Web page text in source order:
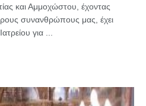
και Αμμοχώστου, έχοντας
συνανθρώπους μας, έχει
για ...